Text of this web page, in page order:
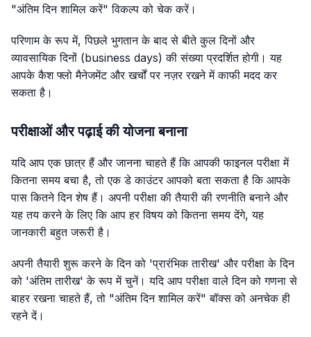
"अंतिम दिन शामिल करें" विकल्प को चेक करें।
परिणाम के रूप में, पिछले भुगतान के बाद से बीते कुल दिनों और
व्यावसायिक दिनों (business days) की संख्या प्रदर्शित होगी। यह
आपके कैश फ्लो मैनेजमेंट और खर्चों पर नज़र रखने में काफी मदद कर
सकता है।
परीक्षाओं और पढ़ाई की योजना बनाना
यदि आप एक छात्र हैं और जानना चाहते हैं कि आपकी फाइनल परीक्षा में
कितना समय बचा है, तो एक डे काउंटर आपको बता सकता है कि आपके
पास कितने दिन शेष हैं। अपनी परीक्षा की तैयारी की रणनीति बनाने और
यह तय करने के लिए कि आप हर विषय को कितना समय देंगे, यह
जानकारी बहुत जरूरी है।
अपनी तैयारी शुरू करने के दिन को 'प्रारंभिक तारीख' और परीक्षा के दिन
को 'अंतिम तारीख' के रूप में चुनें। यदि आप परीक्षा वाले दिन को गणना से
बाहर रखना चाहते हैं, तो "अंतिम दिन शामिल करें" बॉक्स को अनचेक ही
रहने दें।